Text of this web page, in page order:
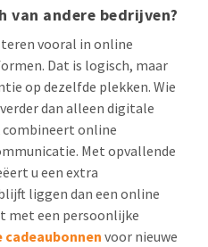
van andere bedrijven?
vooral in online
Dat is logisch, maar
op dezelfde plekken. Wie
dan alleen digitale
combineert online
Met opvallende
u een extra
liggen dan een online
met een persoonlijke
voor nieuwe